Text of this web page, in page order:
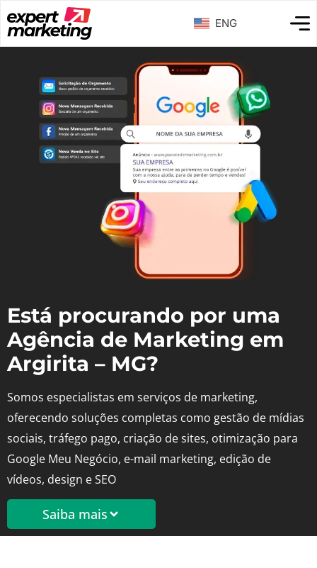
ENG
Está procurando por uma
Agência de Marketing em
Argirita – MG?
Somos especialistas em serviços de marketing,
oferecendo soluções completas como gestão de mídias
sociais, tráfego pago, criação de sites, otimização para
Google Meu Negócio, e-mail marketing, edição de
vídeos, design e SEO
Saiba mais